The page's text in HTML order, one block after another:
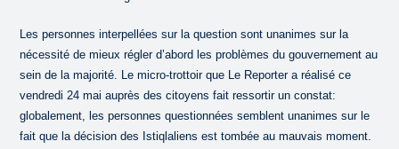
Les personnes interpellées sur la question sont unanimes sur la
nécessité de mieux régler d’abord les problèmes du gouvernement au
sein de la majorité. Le micro-trottoir que Le Reporter a réalisé ce
vendredi 24 mai auprès des citoyens fait ressortir un constat:
globalement, les personnes questionnées semblent unanimes sur le
fait que la décision des Istiqlaliens est tombée au mauvais moment.